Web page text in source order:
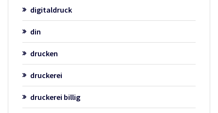
digitaldruck
din
drucken
druckerei
druckerei billig